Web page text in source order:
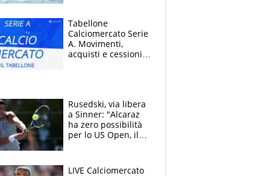
Tabellone
Calciomercato Serie
A. Movimenti,
acquisti e cessioni:
Rusedski, via libera
a Sinner: "Alcaraz
ha zero possibilità
per lo US Open, il
LIVE Calciomercato